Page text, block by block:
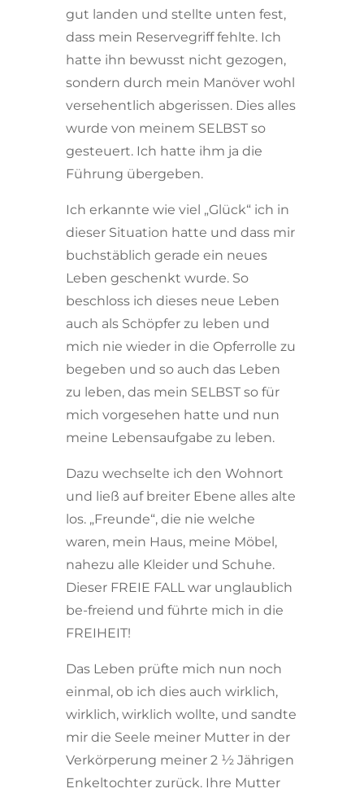
gut landen und stellte unten fest,
dass mein Reservegriff fehlte. Ich
hatte ihn bewusst nicht gezogen,
sondern durch mein Manöver wohl
versehentlich abgerissen. Dies alles
wurde von meinem SELBST so
gesteuert. Ich hatte ihm ja die
Führung übergeben.
Ich erkannte wie viel „Glück“ ich in
dieser Situation hatte und dass mir
buchstäblich gerade ein neues
Leben geschenkt wurde. So
beschloss ich dieses neue Leben
auch als Schöpfer zu leben und
mich nie wieder in die Opferrolle zu
begeben und so auch das Leben
zu leben, das mein SELBST so für
mich vorgesehen hatte und nun
meine Lebensaufgabe zu leben.
Dazu wechselte ich den Wohnort
und ließ auf breiter Ebene alles alte
los. „Freunde“, die nie welche
waren, mein Haus, meine Möbel,
nahezu alle Kleider und Schuhe.
Dieser FREIE FALL war unglaublich
be-freiend und führte mich in die
FREIHEIT!
Das Leben prüfte mich nun noch
einmal, ob ich dies auch wirklich,
wirklich, wirklich wollte, und sandte
mir die Seele meiner Mutter in der
Verkörperung meiner 2 ½ Jährigen
Enkeltochter zurück. Ihre Mutter